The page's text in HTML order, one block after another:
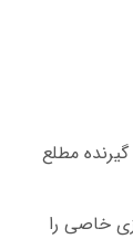
مطلع
خاصی را